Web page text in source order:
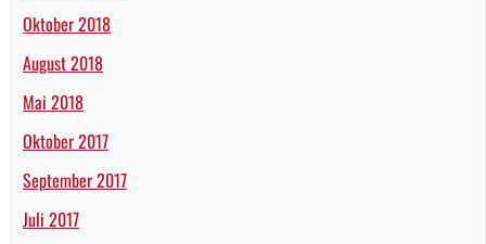
Oktober 2018
August 2018
Mai 2018
Oktober 2017
September 2017
Juli 2017